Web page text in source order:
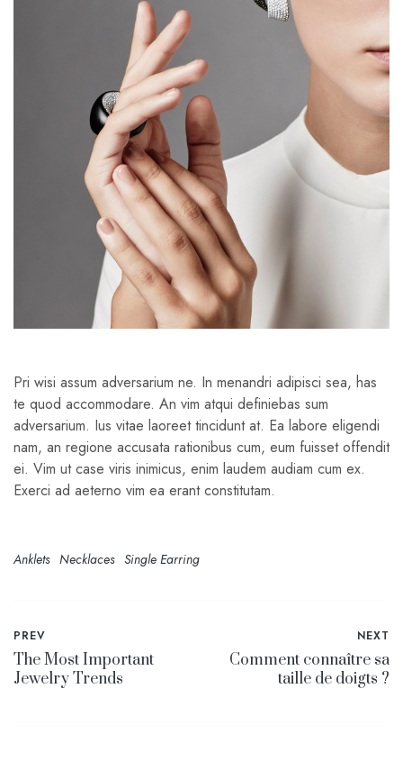
Pri wisi assum adversarium ne. In menandri adipisci sea, has
te quod accommodare. An vim atqui definiebas sum
adversarium. Ius vitae laoreet tincidunt at. Ea labore eligendi
nam, an regione accusata rationibus cum, eum fuisset offendit
ei. Vim ut case viris inimicus, enim laudem audiam cum ex.
Exerci ad aeterno vim ea erant constitutam.
Anklets Necklaces Single Earring
PREV
The Most Important
Jewelry Trends
NEXT
Comment connaître sa
taille de doigts ?